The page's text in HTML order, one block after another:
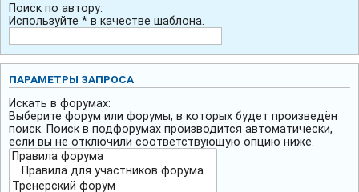
Поиск по автору:
Используйте * в качестве шаблона.
ПАРАМЕТРЫ ЗАПРОСА
Искать в форумах:
Выберите форум или форумы, в которых будет произведён
поиск. Поиск в подфорумах производится автоматически,
если вы не отключили соответствующую опцию ниже.